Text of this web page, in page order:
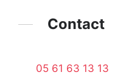
Contact
05 61 63 13 13